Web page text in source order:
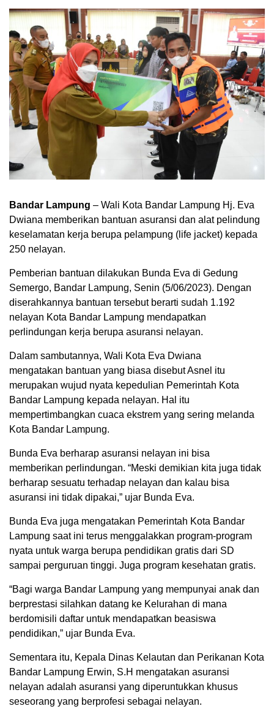
Bandar Lampung – Wali Kota Bandar Lampung Hj. Eva
Dwiana memberikan bantuan asuransi dan alat pelindung
keselamatan kerja berupa pelampung (life jacket) kepada
250 nelayan.
Pemberian bantuan dilakukan Bunda Eva di Gedung
Semergo, Bandar Lampung, Senin (5/06/2023). Dengan
diserahkannya bantuan tersebut berarti sudah 1.192
nelayan Kota Bandar Lampung mendapatkan
perlindungan kerja berupa asuransi nelayan.
Dalam sambutannya, Wali Kota Eva Dwiana
mengatakan bantuan yang biasa disebut Asnel itu
merupakan wujud nyata kepedulian Pemerintah Kota
Bandar Lampung kepada nelayan. Hal itu
mempertimbangkan cuaca ekstrem yang sering melanda
Kota Bandar Lampung.
Bunda Eva berharap asuransi nelayan ini bisa
memberikan perlindungan. “Meski demikian kita juga tidak
berharap sesuatu terhadap nelayan dan kalau bisa
asuransi ini tidak dipakai,” ujar Bunda Eva.
Bunda Eva juga mengatakan Pemerintah Kota Bandar
Lampung saat ini terus menggalakkan program-program
nyata untuk warga berupa pendidikan gratis dari SD
sampai perguruan tinggi. Juga program kesehatan gratis.
“Bagi warga Bandar Lampung yang mempunyai anak dan
berprestasi silahkan datang ke Kelurahan di mana
berdomisili daftar untuk mendapatkan beasiswa
pendidikan,” ujar Bunda Eva.
Sementara itu, Kepala Dinas Kelautan dan Perikanan Kota
Bandar Lampung Erwin, S.H mengatakan asuransi
nelayan adalah asuransi yang diperuntukkan khusus
seseorang yang berprofesi sebagai nelayan.